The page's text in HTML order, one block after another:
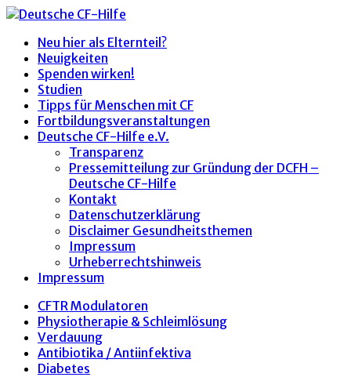
Neu hier als Elternteil?
Neuigkeiten
Spenden wirken!
Studien
Tipps für Menschen mit CF
Fortbildungsveranstaltungen
Deutsche CF-Hilfe e.V.
Transparenz
Pressemitteilung zur Gründung der DCFH –
Deutsche CF-Hilfe
Kontakt
Datenschutzerklärung
Disclaimer Gesundheitsthemen
Impressum
Urheberrechtshinweis
Impressum
CFTR Modulatoren
Physiotherapie & Schleimlösung
Verdauung
Antibiotika / Antiinfektiva
Diabetes